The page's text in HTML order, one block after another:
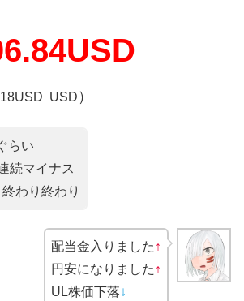
USD
USD ）
らい
続マイナス
わり終わり
配当金入りました ↑
円安になりました ↑
UL株価下落↓